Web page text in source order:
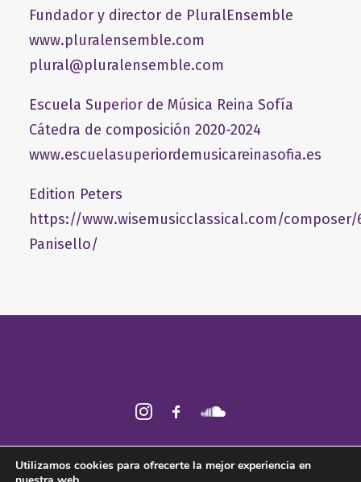
Fundador y director de PluralEnsemble
www.pluralensemble.com
plural@pluralensemble.com
Escuela Superior de Música Reina Sofía
Cátedra de composición 2020-2024
www.escuelasuperiordemusicareinasofia.es
Edition Peters
https://www.wisemusicclassical.com/composer/
Panisello/
Política decookies
Utilizamos cookies para ofrecerte la mejor experiencia en